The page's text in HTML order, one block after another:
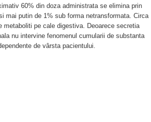
60% din doza administrata se elimina prin
mai putin de 1% sub forma netransformata. Circa
pe cale digestiva. Deoarece secretia
nu intervine fenomenul cumularii de substanta
de vârsta pacientului.